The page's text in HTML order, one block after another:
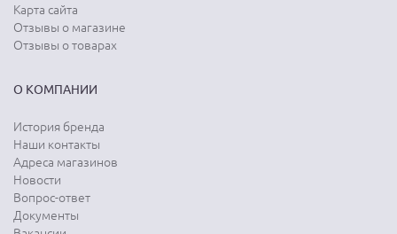
Карта сайта
Отзывы о магазине
Отзывы о товарах
О КОМПАНИИ
История бренда
Наши контакты
Адреса магазинов
Новости
Вопрос-ответ
Документы